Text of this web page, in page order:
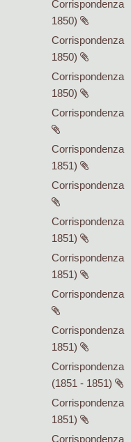
Corrispondenza
1850)
Corrispondenza
1850)
Corrispondenza
1850)
Corrispondenza
Corrispondenza
1851)
Corrispondenza
Corrispondenza
1851)
Corrispondenza
1851)
Corrispondenza
Corrispondenza
1851)
Corrispondenza
(1851 - 1851)
Corrispondenza
1851)
Corrispondenza